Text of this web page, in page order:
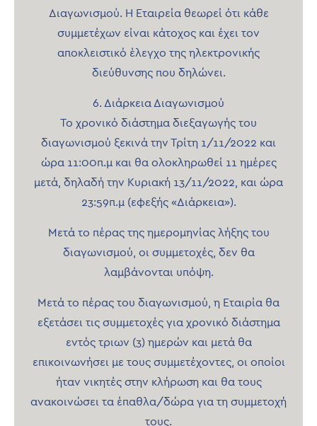
Διαγωνισμού. Η Εταιρεία θεωρεί ότι κάθε
συμμετέχων είναι κάτοχος και έχει τον
αποκλειστικό έλεγχο της ηλεκτρονικής
διεύθυνσης που δηλώνει.
6. Διάρκεια Διαγωνισμού
Το χρονικό διάστημα διεξαγωγής του
διαγωνισμού ξεκινά την Τρίτη 1/11/2022 και
ώρα 11:00π.μ και θα ολοκληρωθεί 11 ημέρες
μετά, δηλαδή την Κυριακή 13/11/2022, και ώρα
23:59π.μ (εφεξής «Διάρκεια»).
Μετά το πέρας της ημερομηνίας λήξης του
διαγωνισμού, οι συμμετοχές, δεν θα
λαμβάνονται υπόψη.
Μετά το πέρας του διαγωνισμού, η Εταιρία θα
εξετάσει τις συμμετοχές για χρονικό διάστημα
εντός τριων (3) ημερών και μετά θα
επικοινωνήσει με τους συμμετέχοντες, οι οποίοι
ήταν νικητές στην κλήρωση και θα τους
ανακοινώσει τα έπαθλα/δώρα για τη συμμετοχή
τους.